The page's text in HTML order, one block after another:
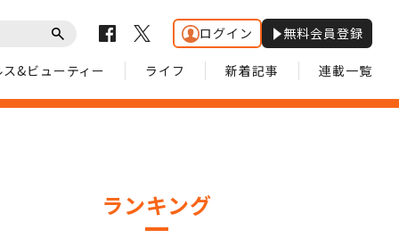
ログイン 無料会員登録
ス&ビューティー ライフ 新着記事 連載一覧
ランキング